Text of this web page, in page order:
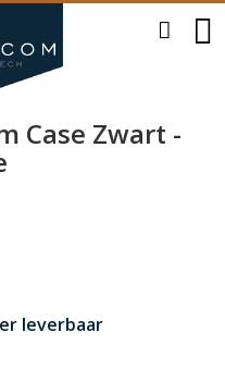
Case Zwart -
leverbaar